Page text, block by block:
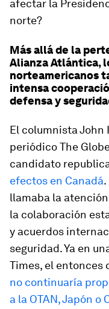
afectar la
norte?
Más allá de la
Alianza Atlántica,
norteamericanos
intensa
defensa y
El columnista John
periódicoThe
candidato
efectos en Canadá
llamaba la
la colaboración
y acuerdos
seguridad. Ya en
Times, el entonces
no continuaría
a la OTAN, Japón o